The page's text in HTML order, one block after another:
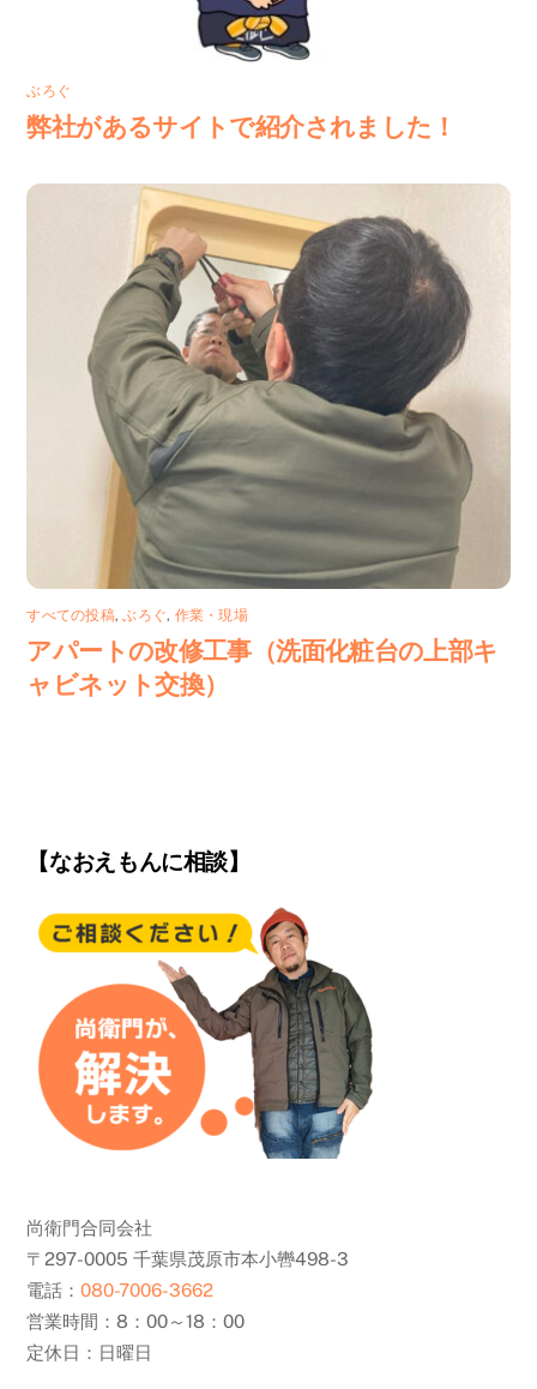
ぶろぐ
弊社があるサイトで紹介されました！
すべての投稿,ぶろぐ, 作業・現場
アパートの改修工事（洗面化粧台の上部キ
ャビネット交換）
【なおえもんに相談】
尚衛門合同会社
〒297-0005 千葉県茂原市本小轡498-3
電話：080-7006-3662
営業時間：8：00～18：00
定休日：日曜日